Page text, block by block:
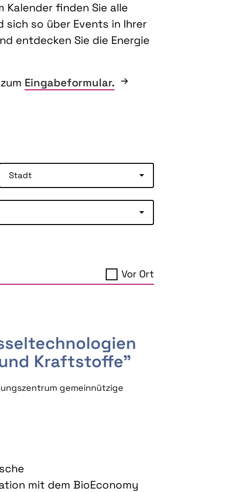
Kalender finden Sie alle
sich so über Events in Ihrer
entdecken Sie die Energie
Eingabeformular.
Stadt
Vor Ort
Kraftstoffe"
gemeinnützige
mit dem BioEconomy